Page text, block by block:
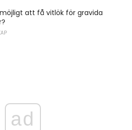
att få vitlök för gravida
ad